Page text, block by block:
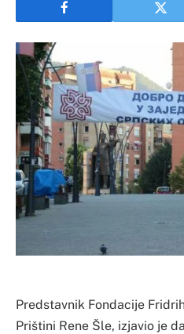
Predstavnik Fondacije
Prištini Rene Šle, izjavio je